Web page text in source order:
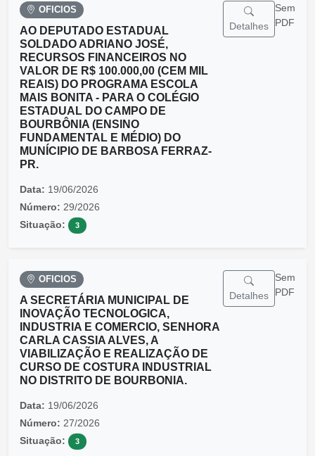
OFICIOS
AO DEPUTADO ESTADUAL
SOLDADO ADRIANO JOSÉ,
RECURSOS FINANCEIROS NO
VALOR DE R$ 100.000,00 (CEM MIL
REAIS) DO PROGRAMA ESCOLA
MAIS BONITA - PARA O COLÉGIO
ESTADUAL DO CAMPO DE
BOURBÔNIA (ENSINO
FUNDAMENTAL E MÉDIO) DO
MUNÍCIPIO DE BARBOSA FERRAZ-
PR.
Detalhes
Sem
PDF
Data: 19/06/2026
Número: 29/2026
Situação:
3
OFICIOS
A SECRETÁRIA MUNICIPAL DE
INOVAÇÃO TECNOLOGICA,
INDUSTRIA E COMERCIO, SENHORA
CARLA CASSIA ALVES, A
VIABILIZAÇÃO E REALIZAÇÃO DE
CURSO DE COSTURA INDUSTRIAL
NO DISTRITO DE BOURBONIA.
Detalhes
Sem
PDF
Data: 19/06/2026
Número: 27/2026
Situação:
3